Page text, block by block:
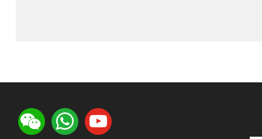
youtube
whatsapp
weixin